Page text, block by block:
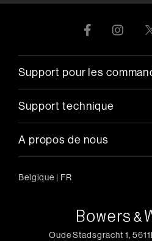
Support pour les
Support technique
A propos de nous
Belgique | FR
Oude Stadsgracht 1,